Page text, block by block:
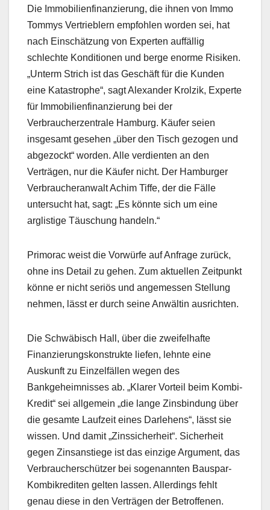
Die Immobilienfinanzierung, die ihnen von Immo
Tommys Vertrieblern empfohlen worden sei, hat
nach Einschätzung von Experten auffällig
schlechte Konditionen und berge enorme Risiken.
„Unterm Strich ist das Geschäft für die Kunden
eine Katastrophe“, sagt Alexander Krolzik, Experte
für Immobilienfinanzierung bei der
Verbraucherzentrale Hamburg. Käufer seien
insgesamt gesehen „über den Tisch gezogen und
abgezockt“ worden. Alle verdienten an den
Verträgen, nur die Käufer nicht. Der Hamburger
Verbraucheranwalt Achim Tiffe, der die Fälle
untersucht hat, sagt: „Es könnte sich um eine
arglistige Täuschung handeln.“
Primorac weist die Vorwürfe auf Anfrage zurück,
ohne ins Detail zu gehen. Zum aktuellen Zeitpunkt
könne er nicht seriös und angemessen Stellung
nehmen, lässt er durch seine Anwältin ausrichten.
Die Schwäbisch Hall, über die zweifelhafte
Finanzierungskonstrukte liefen, lehnte eine
Auskunft zu Einzelfällen wegen des
Bankgeheimnisses ab. „Klarer Vorteil beim Kombi-
Kredit“ sei allgemein „die lange Zinsbindung über
die gesamte Laufzeit eines Darlehens“, lässt sie
wissen. Und damit „Zinssicherheit“. Sicherheit
gegen Zinsanstiege ist das einzige Argument, das
Verbraucherschützer bei sogenannten Bauspar-
Kombikrediten gelten lassen. Allerdings fehlt
genau diese in den Verträgen der Betroffenen.